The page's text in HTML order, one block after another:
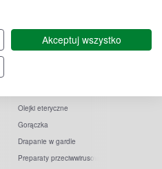
Akceptuj wszystko
Krople do nosa
Olejki eteryczne
Gorączka
Drapanie w gardle
Preparaty przeciwwirusowe